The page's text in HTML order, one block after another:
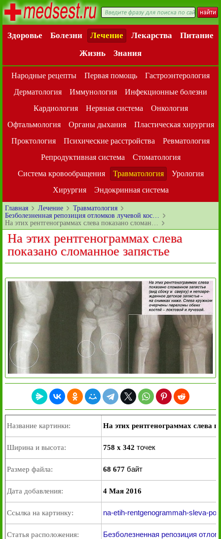
Здоровье Болезни Лечение Лекарства
Питание
Жизнь
Знания
Народные рецепты Первая помощь
Гастроэнтерология
Дерматология
Иммунология
Инфекционные болезни
Кардиология
Нервная система
Онкология
Офтальмология
Органы дыхания
Пластическая хирургия
Проктология
Психические расстройства
Ревматология
Репродуктивная система
Стоматология
Система кровообращения
Травматология
Урология
Хирургия
Эндокринная система
Главная Лечение
Травматология
Безболезненная репозиция отломков лучевой кос…
На этих рентгенограммах слева показано сломан…
На этих рентгенограммах слева
показано сломанное запястье
Название картинки: На этих рентгенограммах слева
Ширина и высота: 758 x 342 точек
Размер файла: 68 677 байт
Дата добавления: 4 Мая 2016
Ссылка на картинку: na-etih-rentgenogrammah-sleva-
Статья расположения: Безболезненная репозиция